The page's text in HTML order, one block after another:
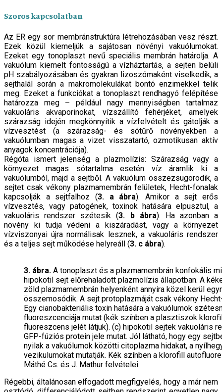
Szoros kapcsolatban
Az ER egy sor membránstruktúra létrehozásában vesz részt.
Ezek közül kiemeljük a sajátosan növényi vakuólumokat.
Ezeket egy tonoplaszt nevű speciális membrán határolja. A
vakuólum kiemelt fontosságú a vízháztartás, a sejten belüli
pH szabályozásában és gyakran lizoszómaként viselkedik, a
sejthalál során a makromolekulákat bontó enzimekkel telik
meg. Ezeket a funkciókat a tonoplaszt rendhagyó felépítése
határozza meg – például nagy mennyiségben tartalmaz
vakuoláris akvaporinokat, vízszállító fehérjéket, amelyek
szárazság idején megkönnyítik a vízfelvételt és gátolják a
vízvesztést (a szárazság- és sótűrő növényekben a
vakuólumban magas a vizet visszatartó, ozmotikusan aktív
anyagok koncentrációja).
Régóta ismert jelenség a plazmolízis: Szárazság vagy a
környezet magas sótartalma esetén víz áramlik ki a
vakuólumból, majd a sejtből. A vakuólum összezsugorodik, a
sejtet csak vékony plazmamembrán felületek, Hecht-fonalak
kapcsolják a sejtfalhoz (3. a ábra). Amikor a sejt erős
vízvesztés, vagy patogének, toxinok hatására elpusztul, a
vakuoláris rendszer szétesik (3. b ábra). Ha azonban a
növény ki tudja védeni a kiszáradást, vagy a környezet
vízviszonyai újra normálisak lesznek, a vakuoláris rendszer
és a teljes sejt működése helyreáll (3. c ábra).
3. ábra. A tonoplaszt és a plazmamembrán konfokális
hipokotil sejt előrehaladott plazmolízis állapotban. A
zöld plazmamembrán helyenként annyira közel kerül
összemosódik. A sejt protoplazmáját csak vékony
Egy cianobakteriális toxin hatására a vakuólumok
fluoreszcenciája mutat (kék színben a plasztiszok
fluoreszcens jelét látjuk). (c) hipokotil sejtek vakuoláris
GFP-fúziós protein jele mutat. Jól látható, hogy egy
nyilak a vakuólumok közötti citoplazma hidakat, a
vezikulumokat mutatják. Kék színben a klorofill
Máthé Cs. és J. Mathur felvételei.
Régebbi, általánosan elfogadott megfigyelés, hogy a már nem